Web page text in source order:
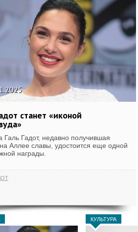
станет «иконой
Галь Гадот, недавно получившая
на Аллее славы, удостоится еще одной
награды.
КУЛЬТУРА